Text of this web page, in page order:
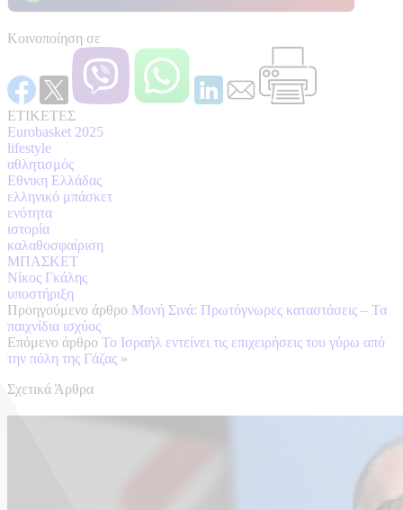
Κοινοποίηση σε
ΕΤΙΚΕΤΕΣ
Eurobasket 2025
lifestyle
αθλητισμός
Εθνικη Ελλάδας
ελληνικό μπάσκετ
ενότητα
ιστορία
καλαθοσφαίριση
ΜΠΑΣΚΕΤ
Νίκος Γκάλης
υποστήριξη
Προηγούμενο άρθρο Μονή Σινά: Πρωτόγνωρες καταστάσεις – Τα
παιχνίδια ισχύος
Επόμενο άρθρο Το Ισραήλ εντείνει τις επιχειρήσεις του γύρω από
την πόλη της Γάζας »
Σχετικά Άρθρα